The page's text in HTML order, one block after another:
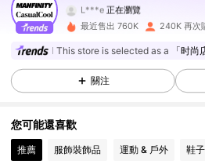
4.86
168K 追蹤者
4.86 168K 追蹤者
4.86 168K 追蹤者
4.86
最近售出 760K 240K 再次
This store is selected as a 「时尚
關注
您可能還喜歡
推薦 服飾裝飾品 運動 & 戶外 鞋子